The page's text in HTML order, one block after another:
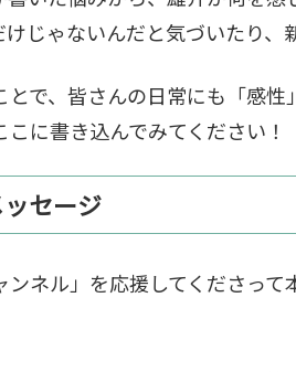
じゃないんだと気づいたり、
で、皆さんの日常にも「感性
に書き込んでみてください！
セージ
ネル」を応援してくださっ